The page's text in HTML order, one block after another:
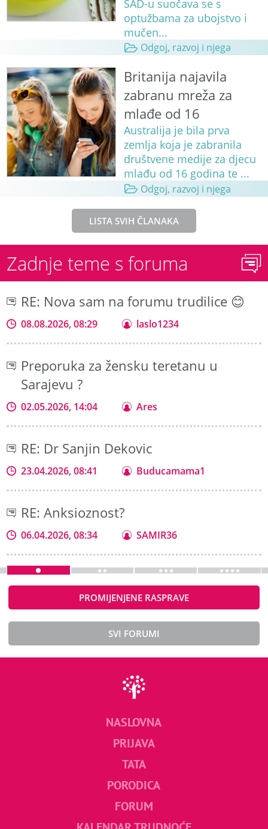
SAD-u suočava se s
optužbama za ubojstvo i
mučen...
Odgoj, razvoj i njega
Britanija najavila
zabranu mreža za
mlađe od 16
Australija je bila prva
zemlja koja je zabranila
društvene medije za djecu
mlađu od 16 godina te ...
Odgoj, razvoj i njega
LISTA SVIH ČLANAKA
Zadnje teme s foruma
RE: Nova sam na forumu trudilice 😊
08.08.2026, 08:29 laslo1234
Preporuka za žensku teretanu u
Sarajevu ?
02.05.2026, 14:04 Ares
RE: Dr Sanjin Dekovic
23.04.2026, 08:41 Buducamama1
RE: Anksioznost?
06.04.2026, 08:34 SAMIR36
PROMIJENJENE RASPRAVE
SVI FORUMI
NASLOVNA
PRIJAVA
TATA
PORODICA
FORUM